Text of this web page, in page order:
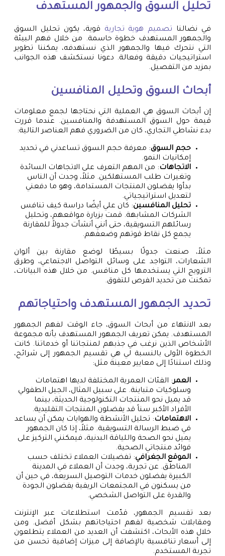
تحليل السوق والجمهور المستهدف
في نضالنا تصميم هوية تجارية قوية، يكون تحليل السوق
والجمهور المستهدف خطوة حاسمة. من خلال فهم البيئة
التي نتحرك فيها والجمهور الذي نستهدفه، يمكننا تطوير
استراتيجيات دقيقة وفعالة. دعونا نستكشف هذه الجوانب
بمزيد من التفصيل.
أبحاث السوق وتحليل المنافسين
إن أبحاث السوق هي العملية التي نحتاجها لجمع معلومات
قيمة حول السوق المستهدفة والمنافسين. عندما قررت
بدء نشاطي التجاري، كان من الضروري فهم العناصر التالية:
حجم السوق: معرفة حجم السوق تساعدني في تحديد
إمكانيات النمو.
الاتجاهات: من المهم التعرف على الاتجاهات السائدة
وتغيرات طلب المستهلكين. مثلاً، وجدت أن الناس
بدأوا يفضلون المنتجات المستدامة، وهو ما دفعني
لتعديل استراتيجياتي.
تحليل المنافسين: كان علي أيضًا دراسة كيف تنافس
الشركات المشابهة. قمت بزيارة مواقعهم، وتحليل
رسائلهم التسويقية، حتى أنني أنشأت جدولاً للمقارنة
يجمع كل نقاط قوتهم وضعفهم.
مثلاً، صنعت جدولًا بسيطًا لوضع مقارنة بين ألوان
الشعارات، التواجد على وسائل التواصل الاجتماعي، وطرق
الترويج التي يستخدمها كل منافس. من خلال هذه البيانات،
تمكنت من تحديد الفرص للتفوق.
تحديد الجمهور المستهدف واحتياجاتهم
بعد الانتهاء من أبحاث السوق، جاء الوقت لفهم الجمهور
المستهدف. يمكن تعريف الجمهور المستهدف بأنه مجموعة
الأشخاص الذين نرغب في جذبهم لمنتجاتنا أو خدماتنا. كانت
الخطوة الأولى بالنسبة لي هي تقسيم الجمهور إلى شرائح،
وذلك استنادًا إلى معايير معينة مثل:
العمر: الفئات العمرية المختلفة لديها اهتمامات
وسلوكيات متباينة. على سبيل المثال، الجيل الطفولي
قد يميل نحو المنتجات التكنولوجية الحديثة، بينما
الأفراد الأكبر سناً قد يفضلون المنتجات التقليدية.
الاهتمامات: تحليل الأنشطة والهوايات يمكن أن يساعد
في ضبط الرسالة التسويقية. مثلاً، إذا كان الجمهور
يميل نحو الصحة واللياقة البدنية، فيمكنني التركيز على
فوائد منتجاتي الصحية.
الموقع الجغرافي: تفضيلات العملاء تختلف حسب
المناطق. عن تجربة، وجدت أن العملاء في المدينة
الكبيرة يفضلون خدمات التوصيل السريعة، في حين أن
من يسكنون في المجتمعات الريفية يفضلون الجودة
والقدرة على التواصل الشخصي.
بعد تقسيم الجمهور، قدّمت استطلاعات عبر الإنترنت
ومقابلات شخصية لفهم احتياجاتهم بشكل أفضل. ومن
خلال هذه الأبحاث، اكتشفت أن العديد من العملاء يتطلعون
إلى أسعار تنافسية بالإضافة إلى ميزات إضافية تحسن من
تجربة المستخدم.